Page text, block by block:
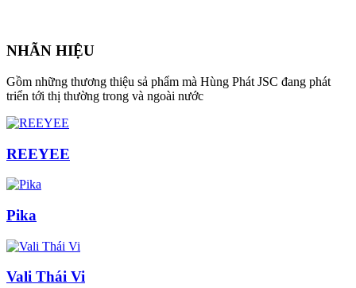
NHÃN HIỆU
Gồm những thương thiệu sả phẩm mà Hùng Phát JSC đang phát
triển tới thị thường trong và ngoài nước
REEYEE
Pika
Vali Thái Vi